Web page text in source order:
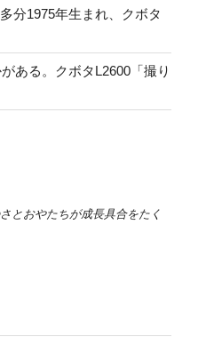
分1975年生まれ、クボタ
ある。クボタL2600「撮り
とおやたちが成長具合をたく